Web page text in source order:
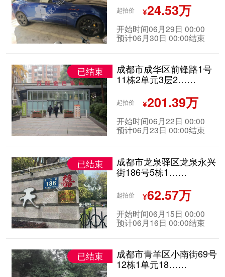
起拍价 ¥24.53万
开始时间06月29日 00:00
预计06月30日 00:00结束
已结束
成都市成华区前锋路1号
11栋2单元3层2……
起拍价 ¥201.39万
开始时间06月22日 00:00
预计06月23日 00:00结束
已结束
成都市龙泉驿区龙泉永兴
街186号5栋1……
起拍价 ¥62.57万
开始时间06月15日 00:00
预计06月16日 00:00结束
已结束
成都市青羊区小南街69号
12栋1单元18……